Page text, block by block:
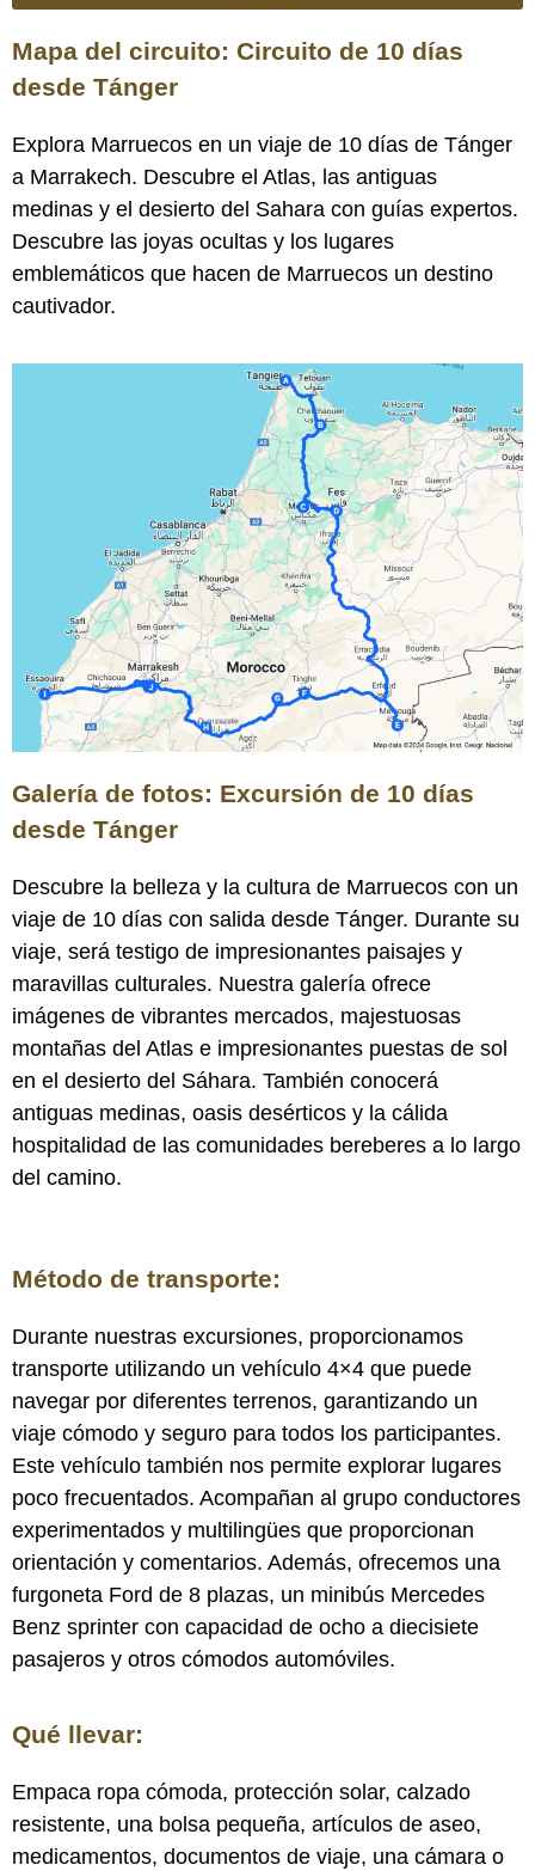
Mapa del circuito: Circuito de 10 días
desde Tánger
Explora Marruecos en un viaje de 10 días de Tánger
a Marrakech. Descubre el Atlas, las antiguas
medinas y el desierto del Sahara con guías expertos.
Descubre las joyas ocultas y los lugares
emblemáticos que hacen de Marruecos un destino
cautivador.
Galería de fotos: Excursión de 10 días
desde Tánger
Descubre la belleza y la cultura de Marruecos con un
viaje de 10 días con salida desde Tánger. Durante su
viaje, será testigo de impresionantes paisajes y
maravillas culturales. Nuestra galería ofrece
imágenes de vibrantes mercados, majestuosas
montañas del Atlas e impresionantes puestas de sol
en el desierto del Sáhara. También conocerá
antiguas medinas, oasis desérticos y la cálida
hospitalidad de las comunidades bereberes a lo largo
del camino.
Método de transporte:
Durante nuestras excursiones, proporcionamos
transporte utilizando un vehículo 4×4 que puede
navegar por diferentes terrenos, garantizando un
viaje cómodo y seguro para todos los participantes.
Este vehículo también nos permite explorar lugares
poco frecuentados. Acompañan al grupo conductores
experimentados y multilingües que proporcionan
orientación y comentarios. Además, ofrecemos una
furgoneta Ford de 8 plazas, un minibús Mercedes
Benz sprinter con capacidad de ocho a diecisiete
pasajeros y otros cómodos automóviles.
Qué llevar:
Empaca ropa cómoda, protección solar, calzado
resistente, una bolsa pequeña, artículos de aseo,
medicamentos, documentos de viaje, una cámara o